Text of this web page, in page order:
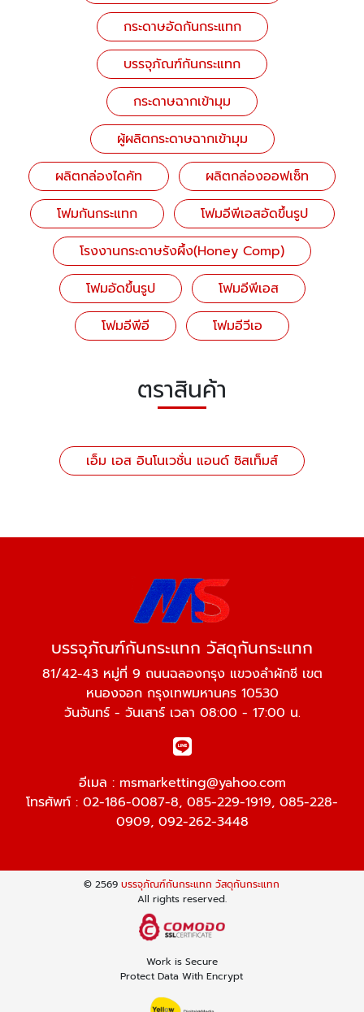
กระดาษอัดกันกระแทก
บรรจุภัณฑ์กันกระแทก
กระดาษฉากเข้ามุม
ผู้ผลิตกระดาษฉากเข้ามุม
ผลิตกล่องไดคัท
ผลิตกล่องออฟเซ็ท
โฟมกันกระแทก
โฟมอีพีเอสอัดขึ้นรูป
โรงงานกระดาษรังผึ้ง(Honey Comp)
โฟมอัดขึ้นรูป
โฟมอีพีเอส
โฟมอีพีอี
โฟมอีวีเอ
ตราสินค้า
เอ็ม เอส อินโนเวชั่น แอนด์ ซิสเท็มส์
บรรจุภัณฑ์กันกระแทก วัสดุกันกระแทก
81/42-43 หมู่ที่ 9 ถนนฉลองกรุง แขวงลำผักชี เขต
หนองจอก กรุงเทพมหานคร 10530
วันจันทร์ - วันเสาร์ เวลา 08:00 - 17:00 น.
อีเมล : msmarketting@yahoo.com
โทรศัพท์ : 02-186-0087-8, 085-229-1919, 085-228-
0909, 092-262-3448
© 2569บรรจุภัณฑ์กันกระแทก วัสดุกันกระแทก
All rights reserved.
Work is Secure
Protect Data With Encrypt